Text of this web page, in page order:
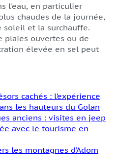
l'eau, en particulier
chaudes de la journée,
soleil et la surchauffe.
plaies ouvertes ou de
élevée en sel peut
cachés : l’expérience
les hauteurs du Golan
anciens : visites en jeep
avec le tourisme en
les montagnes d’Adom